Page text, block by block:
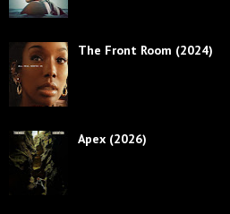
The Front Room (2024)
Apex (2026)